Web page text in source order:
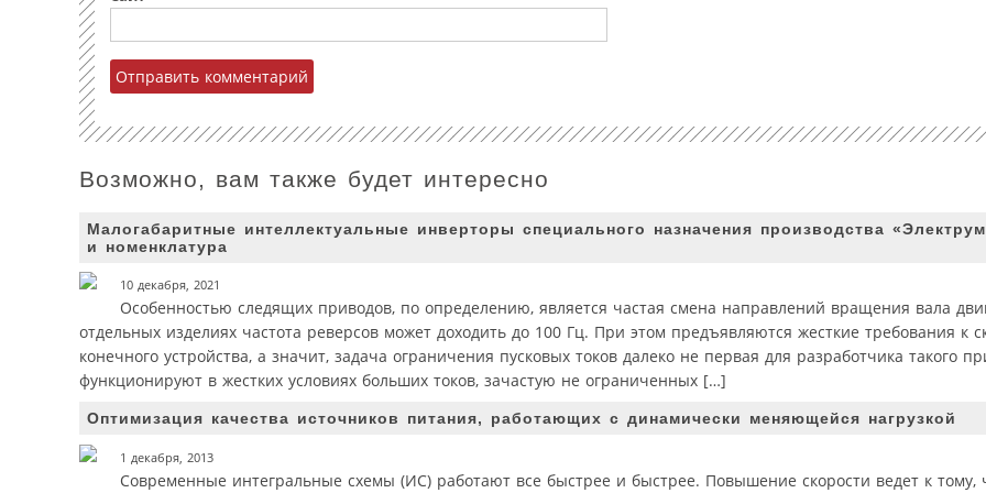
Возможно, вам также будет интересно
Малогабаритные интеллектуальные инверторы специального назначения производства
и номенклатура
10 декабря, 2021
Особенностью следящих приводов, по определению, является частая смена направлений вращения вала
отдельных изделиях частота реверсов может доходить до 100 Гц. При этом предъявляются жесткие требования к
конечного устройства, а значит, задача ограничения пусковых токов далеко не первая для разработчика такого
функционируют в жестких условиях больших токов, зачастую не ограниченных […]
Оптимизация качества источников питания, работающих с динамически меняющейся нагрузкой
1 декабря, 2013
Современные интегральные схемы (ИС) работают все быстрее и быстрее. Повышение скорости ведет к тому,